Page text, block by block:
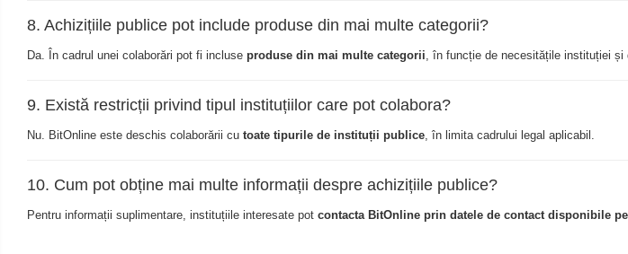
Proteine
Tablete energizante
8. Achizițiile publice pot include produse din mai multe categorii?
Da. În cadrul unei colaborări pot fi incluse produse din mai multe categorii, în funcție de necesitățile instituției și
9. Există restricții privind tipul instituțiilor care pot colabora?
Nu. BitOnline este deschis colaborării cu toate tipurile de instituții publice, în limita cadrului legal aplicabil.
10. Cum pot obține mai multe informații despre achizițiile publice?
Pentru informații suplimentare, instituțiile interesate pot contacta BitOnline prin datele de contact disponibile